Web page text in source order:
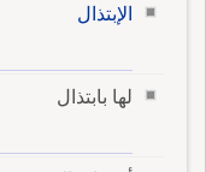
الإبتذال
لها بابتذال